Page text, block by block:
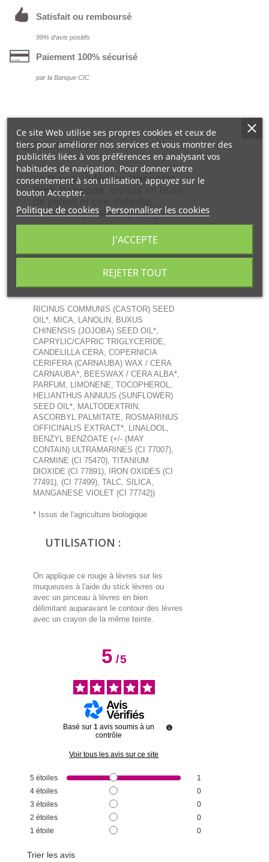
Satisfait ou remboursé
99% d‘avis positifs
Paiement 100% sécurisé
par la Banque CIC
DESCRIPTION
LeRouge à lèvres Rose Hot
Pink Benecos
sublime, hydrate et protège.
INGRÉDIENTS :
RICINUS COMMUNIS (CASTOR) SEED
OIL*, MICA, LANOLIN, BUXUS
CHINENSIS (JOJOBA) SEED OIL*,
CAPRYLIC/CAPRIC TRIGLYCERIDE,
CANDELILLA CERA, COPERNICIA
CERIFERA (CARNAUBA) WAX / CERA
CARNAUBA*, BEESWAX / CERA ALBA*,
PARFUM, LIMONENE, TOCOPHEROL,
HELIANTHUS ANNUUS (SUNFLOWER)
SEED OIL*, MALTODEXTRIN,
ASCORBYL PALMITATE, ROSMARINUS
OFFICINALIS EXTRACT*, LINALOOL,
BENZYL BENZOATE (+/- (MAY
CONTAIN) ULTRAMARINES (CI 77007),
CARMINE (CI 75470), TITANIUM
DIOXIDE (CI 77891), IRON OXIDES (CI
77491), (CI 77499), TALC, SILICA,
MANGANESE VIOLET (CI 77742))
* Issus de l'agriculture biologique
UTILISATION :
On applique ce rouge à lèvres sur les
muqueuses à l'aide du stick lèvres ou
avec un pinceau à lèvres en bien
délimitant auparavant le contour des lèvres
avec un crayon de la même teinte.
5/5
Basé sur 1 avis soumis à un
contrôle
Voir tous les avis sur ce site
5 étoiles
1
4 étoiles
0
3 étoiles
0
2 étoiles
0
1 étoile 0
Trier les avis
Ce site Web utilise ses propres cookies et ceux de
tiers pour améliorer nos services et vous montrer des
publicités liées à vos préférences en analysant vos
habitudes de navigation. Pour donner votre
consentement à son utilisation, appuyez sur le
bouton Accepter.
Politique de cookies Personnaliser les cookies
REJETER TOUT
J'ACCEPTE